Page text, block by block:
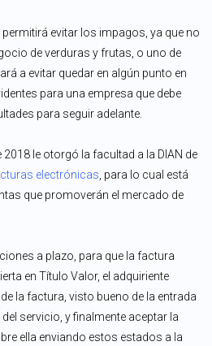
evitar los impagos, ya que no
de verduras y frutas, o uno de
a evitar quedar en algún punto en
para una empresa que debe
para seguir adelante.
2018 le otorgó la facultad a la DIAN de
electrónicas , para lo cual está
que promoverán el mercado de
a plazo, para que la factura
en Título Valor, el adquiriente
la factura, visto bueno de la entrada
servicio, y finalmente aceptar la
ella enviando estos estados a la